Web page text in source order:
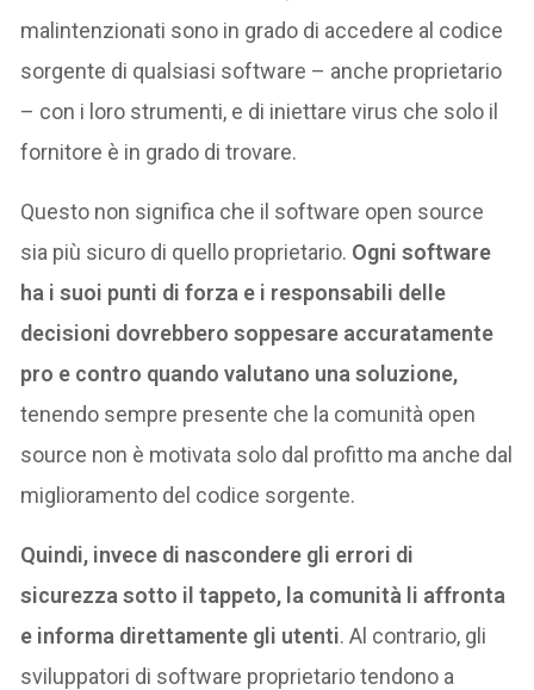
malintenzionati sono in grado di accedere al codice
sorgente di qualsiasi software – anche proprietario
– con i loro strumenti, e di iniettare virus che solo il
fornitore è in grado di trovare.
Questo non significa che il software open source
sia più sicuro di quello proprietario. Ogni software
ha i suoi punti di forza e i responsabili delle
decisioni dovrebbero soppesare accuratamente
pro e contro quando valutano una soluzione,
tenendo sempre presente che la comunità open
source non è motivata solo dal profitto ma anche dal
miglioramento del codice sorgente.
Quindi, invece di nascondere gli errori di
sicurezza sotto il tappeto, la comunità li affronta
e informa direttamente gli utenti. Al contrario, gli
sviluppatori di software proprietario tendono a